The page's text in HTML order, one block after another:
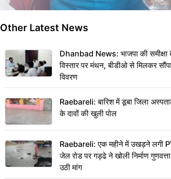
Other Latest News
Dhanbad News: भाजपा की
विस्तार पर मंथन, बीडीओ से मिलकर
विवरण
Raebareli: बारिश में डूबा जिला
के दावों की खुली पोल
Raebareli: एक महीने में उखड़ने लगी
जेल रोड पर गड्ढे ने खोली निर्माण
उठी मांग